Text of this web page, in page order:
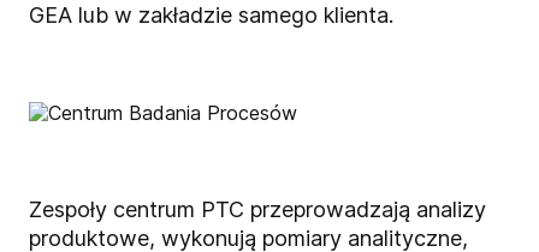
GEA lub w zakładzie samego klienta.
Zespoły centrum PTC przeprowadzają analizy
produktowe, wykonują pomiary analityczne,